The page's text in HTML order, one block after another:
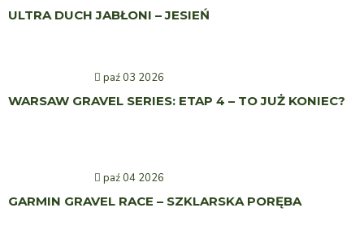
ULTRA DUCH JABŁONI – JESIEŃ
paź 03 2026
WARSAW GRAVEL SERIES: ETAP 4 – TO JUŻ KONIEC?
paź 04 2026
GARMIN GRAVEL RACE – SZKLARSKA PORĘBA